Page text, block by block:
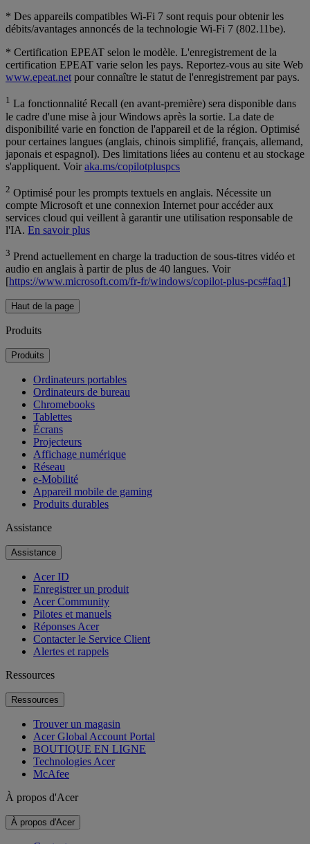
* Des appareils compatibles Wi-Fi 7 sont requis pour obtenir les
débits/avantages annoncés de la technologie Wi-Fi 7 (802.11be).
* Certification EPEAT selon le modèle. L'enregistrement de la
certification EPEAT varie selon les pays. Reportez-vous au site Web
www.epeat.net pour connaître le statut de l'enregistrement par pays.
1 La fonctionnalité Recall (en avant-première) sera disponible dans
le cadre d'une mise à jour Windows après la sortie. La date de
disponibilité varie en fonction de l'appareil et de la région. Optimisé
pour certaines langues (anglais, chinois simplifié, français, allemand,
japonais et espagnol). Des limitations liées au contenu et au stockage
s'appliquent. Voiraka.ms/copilotpluspcs
2 Optimisé pour les prompts textuels en anglais. Nécessite un
compte Microsoft et une connexion Internet pour accéder aux
services cloud qui veillent à garantir une utilisation responsable de
l'IA. En savoir plus
3 Prend actuellement en charge la traduction de sous-titres vidéo et
audio en anglais à partir de plus de 40 langues. Voir
[https://www.microsoft.com/fr-fr/windows/copilot-plus-pcs#faq1]
Haut de la page
Produits
Produits
Ordinateurs portables
Ordinateurs de bureau
Chromebooks
Tablettes
Écrans
Projecteurs
Affichage numérique
Réseau
e-Mobilité
Appareil mobile de gaming
Produits durables
Assistance
Assistance
Acer ID
Enregistrer un produit
Acer Community
Pilotes et manuels
Réponses Acer
Contacter le Service Client
Alertes et rappels
Ressources
Ressources
Trouver un magasin
Acer Global Account Portal
BOUTIQUE EN LIGNE
Technologies Acer
McAfee
À propos d'Acer
À propos d'Acer